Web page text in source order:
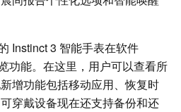
Instinct 3 智能手表在软件
功能。在这里，用户可以查看所
增功能包括移动应用、恢复时
穿戴设备现在还支持备份和还